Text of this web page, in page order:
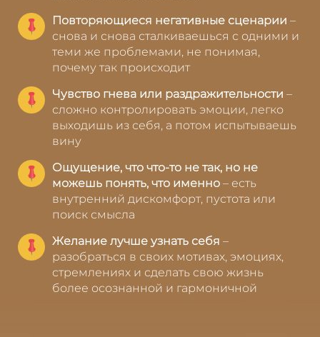
Повторяющиеся негативные сценарии –
снова и снова сталкиваешься с одними и
теми же проблемами, не понимая,
почему так происходит
Чувство гнева или раздражительности –
сложно контролировать эмоции, легко
выходишь из себя, а потом испытываешь
вину
Ощущение, что что-то не так, но не
можешь понять, что именно – есть
внутренний дискомфорт, пустота или
поиск смысла
Желание лучше узнать себя –
разобраться в своих мотивах, эмоциях,
стремлениях и сделать свою жизнь
более осознанной и гармоничной